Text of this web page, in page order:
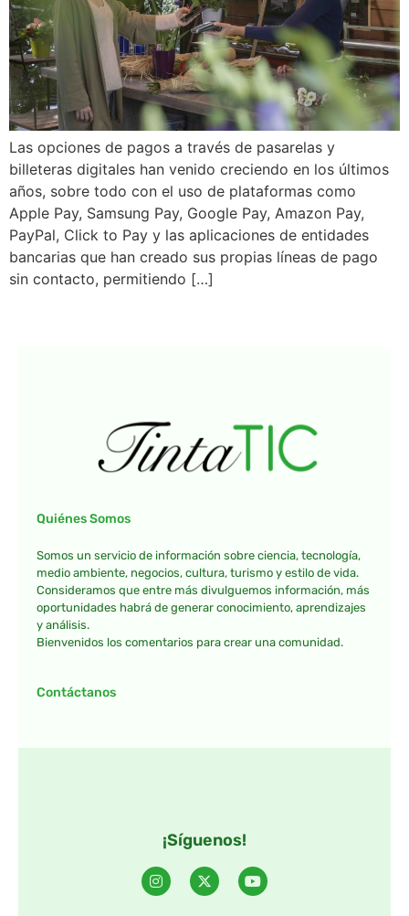
Las opciones de pagos a través de pasarelas y
billeteras digitales han venido creciendo en los últimos
años, sobre todo con el uso de plataformas como
Apple Pay, Samsung Pay, Google Pay, Amazon Pay,
PayPal, Click to Pay y las aplicaciones de entidades
bancarias que han creado sus propias líneas de pago
sin contacto, permitiendo […]
Quiénes Somos
Somos un servicio de información sobre ciencia, tecnología,
medio ambiente, negocios, cultura, turismo y estilo de vida.
Consideramos que entre más divulguemos información, más
oportunidades habrá de generar conocimiento, aprendizajes
y análisis.
Bienvenidos los comentarios para crear una comunidad.
Contáctanos
¡Síguenos!